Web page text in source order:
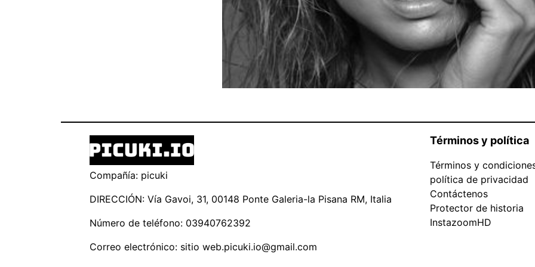
Compañía: picuki
DIRECCIÓN: Vía Gavoi, 31, 00148 Ponte Galeria-la Pisana RM, Italia
Número de teléfono: 03940762392
Correo electrónico: sitio web.picuki.io@gmail.com
Términos y política
Términos y
política de privacidad
Contáctenos
Protector de historia
InstazoomHD